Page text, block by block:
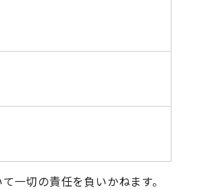
一切の責任を負いかねます。